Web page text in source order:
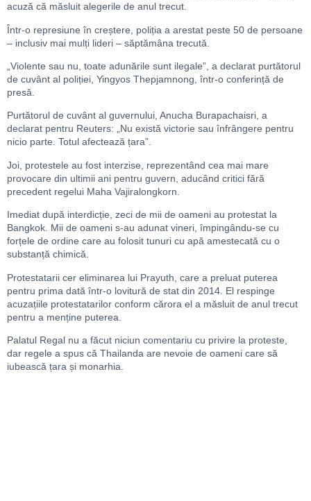
acuză că măsluit alegerile de anul trecut.
Într-o represiune în creștere, poliția a arestat peste 50 de persoane
– inclusiv mai mulți lideri – săptămâna trecută.
„Violente sau nu, toate adunările sunt ilegale”, a declarat purtătorul
de cuvânt al poliției, Yingyos Thepjamnong, într-o conferință de
presă.
Purtătorul de cuvânt al guvernului, Anucha Burapachaisri, a
declarat pentru Reuters: „Nu există victorie sau înfrângere pentru
nicio parte. Totul afectează țara”.
Joi, protestele au fost interzise, reprezentând cea mai mare
provocare din ultimii ani pentru guvern, aducând critici fără
precedent regelui Maha Vajiralongkorn.
Imediat după interdicție, zeci de mii de oameni au protestat la
Bangkok. Mii de oameni s-au adunat vineri, împingându-se cu
forțele de ordine care au folosit tunuri cu apă amestecată cu o
substanță chimică.
Protestatarii cer eliminarea lui Prayuth, care a preluat puterea
pentru prima dată într-o lovitură de stat din 2014. El respinge
acuzațiile protestatarilor conform cărora el a măsluit de anul trecut
pentru a menține puterea.
Palatul Regal nu a făcut niciun comentariu cu privire la proteste,
dar regele a spus că Thailanda are nevoie de oameni care să
iubească țara și monarhia.